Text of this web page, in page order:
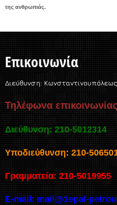
της ανθρωπιάς.
Επικοινωνία
Διεύθυνση:
Τηλέφωνα
Διεύθυνση: 210-5012314
Υποδιεύθυνση: 210-
Γραμματεία: 210-5019955
E-mail: mail@1epal-